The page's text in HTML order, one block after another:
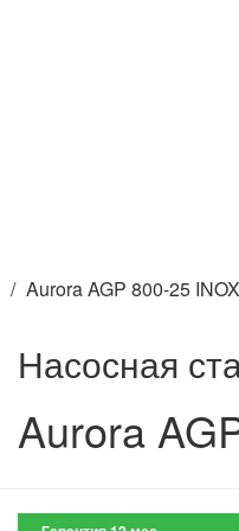
/ Aurora AGP 800-25 INOX
Насосная
Aurora